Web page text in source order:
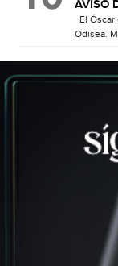
AVISO
El
Odisea.